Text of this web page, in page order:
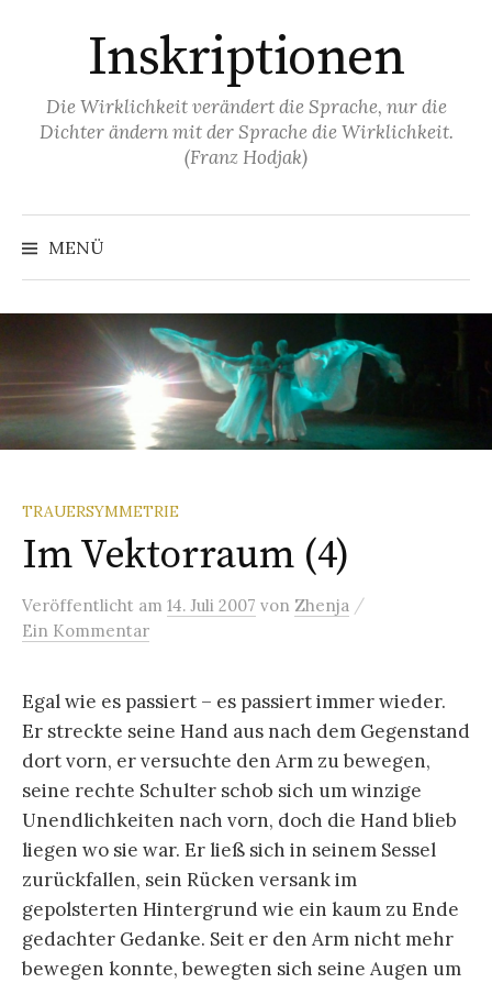
Inskriptionen
Die Wirklichkeit verändert die Sprache, nur die
Dichter ändern mit der Sprache die Wirklichkeit.
(Franz Hodjak)
MENÜ
TRAUERSYMMETRIE
Im Vektorraum (4)
Veröffentlicht am 14. Juli 2007 von Zhenja /
Ein Kommentar
Egal wie es passiert – es passiert immer wieder.
Er streckte seine Hand aus nach dem Gegenstand
dort vorn, er versuchte den Arm zu bewegen,
seine rechte Schulter schob sich um winzige
Unendlichkeiten nach vorn, doch die Hand blieb
liegen wo sie war. Er ließ sich in seinem Sessel
zurückfallen, sein Rücken versank im
gepolsterten Hintergrund wie ein kaum zu Ende
gedachter Gedanke. Seit er den Arm nicht mehr
bewegen konnte, bewegten sich seine Augen um